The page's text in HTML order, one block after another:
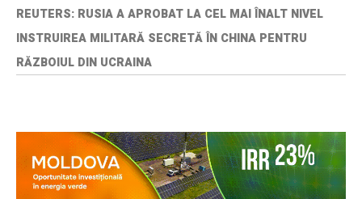
REUTERS: RUSIA A APROBAT LA CEL MAI ÎNALT NIVEL
INSTRUIREA MILITARĂ SECRETĂ ÎN CHINA PENTRU
RĂZBOIUL DIN UCRAINA